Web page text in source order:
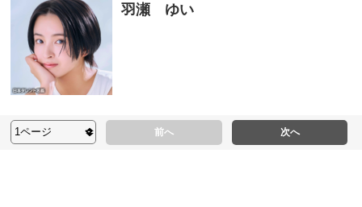
羽瀬 ゆい
前へ 次へ